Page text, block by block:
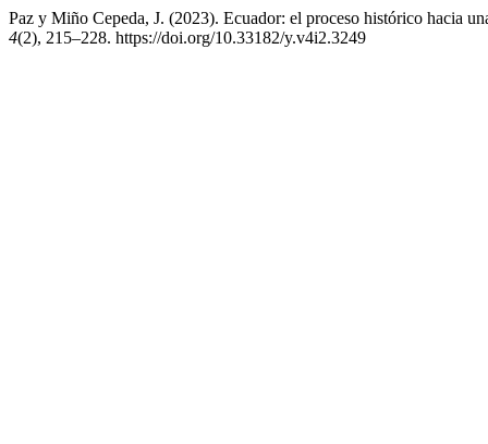
Paz y Miño Cepeda, J. (2023). Ecuador: el proceso histórico hacia
4(2), 215–228. https://doi.org/10.33182/y.v4i2.3249